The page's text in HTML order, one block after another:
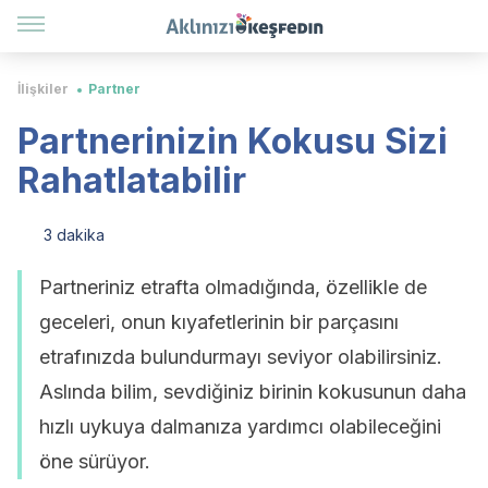
İlişkiler Partner
Partnerinizin Kokusu Sizi
Rahatlatabilir
3 dakika
Partneriniz etrafta olmadığında, özellikle de
geceleri, onun kıyafetlerinin bir parçasını
etrafınızda bulundurmayı seviyor olabilirsiniz.
Aslında bilim, sevdiğiniz birinin kokusunun daha
hızlı uykuya dalmanıza yardımcı olabileceğini
öne sürüyor.